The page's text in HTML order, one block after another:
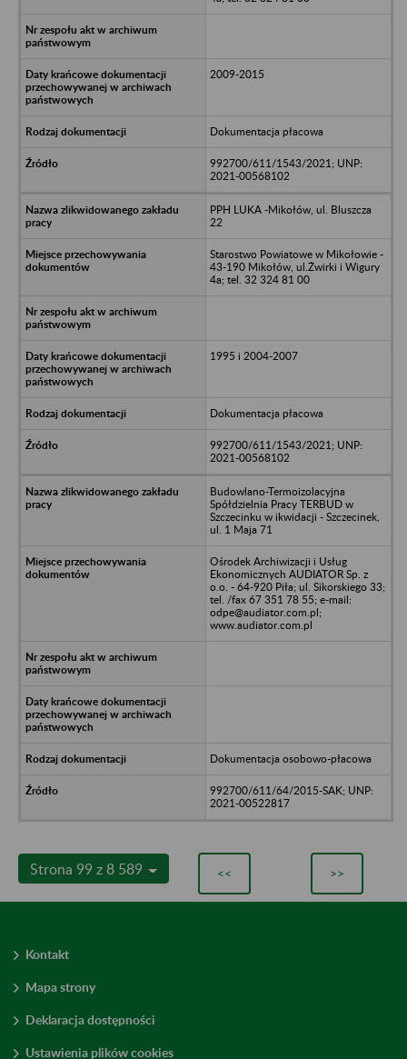
2009-2015
Dokumentacja płacowa
992700/611/1543/2021; UNP:
2021-00568102
PPH LUKA -Mikołów, ul. Bluszcza
22
Starostwo Powiatowe w Mikołowie -
43-190 Mikołów, ul.Żwirki i Wigury
4a; tel. 32 324 81 00
1995 i 2004-2007
Dokumentacja płacowa
992700/611/1543/2021; UNP:
2021-00568102
Budowlano-Termoizolacyjna
Spółdzielnia Pracy TERBUD w
Szczecinku w ikwidacji - Szczecinek,
ul. 1 Maja 71
Ośrodek Archiwizacji i Usług
Ekonomicznych AUDIATOR Sp. z
o.o. - 64-920 Piła; ul. Sikorskiego 33;
tel. /fax 67 351 78 55; e-mail:
odpe@audiator.com.pl;
www.audiator.com.pl
Dokumentacja osobowo-płacowa
992700/611/64/2015-SAK; UNP:
2021-00522817
Strona 99 z 8 589 << >>
Kontakt
Mapa strony
Deklaracja dostępności
Ustawienia plików cookies